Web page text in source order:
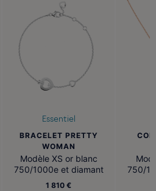
Essentiel
BRACELET PRETTY
WOMAN
Modèle XS or blanc
750/1000e et diamant
1 810 €
750/